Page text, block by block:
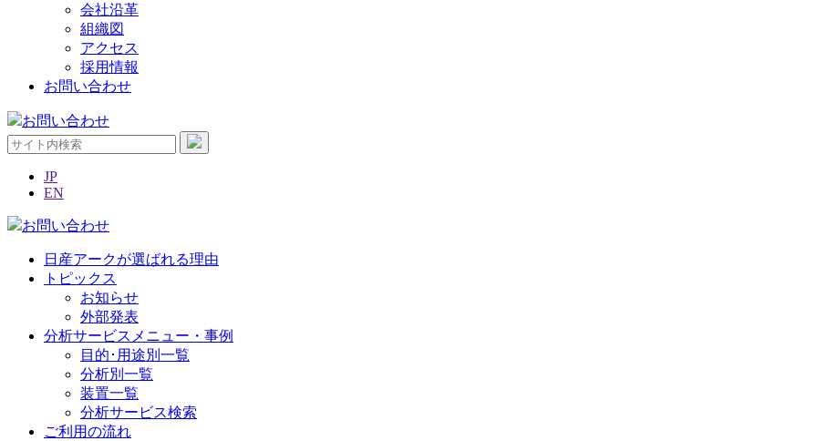
会社沿革
組織図
アクセス
採用情報
お問い合わせ
お問い合わせ
JP
EN
お問い合わせ
日産アークが選ばれる理由
トピックス
お知らせ
外部発表
分析サービスメニュー・事例
目的･用途別一覧
分析別一覧
装置一覧
分析サービス検索
ご利用の流れ